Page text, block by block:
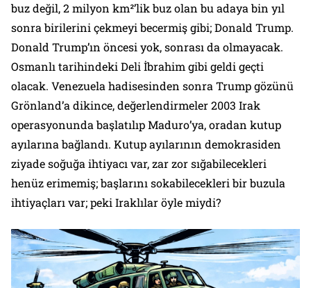
buz değil, 2 milyon km²’lik buz olan bu adaya bin yıl
sonra birilerini çekmeyi becermiş gibi; Donald Trump.
Donald Trump’ın öncesi yok, sonrası da olmayacak.
Osmanlı tarihindeki Deli İbrahim gibi geldi geçti
olacak. Venezuela hadisesinden sonra Trump gözünü
Grönland’a dikince, değerlendirmeler 2003 Irak
operasyonunda başlatılıp Maduro’ya, oradan kutup
ayılarına bağlandı. Kutup ayılarının demokrasiden
ziyade soğuğa ihtiyacı var, zar zor sığabilecekleri
henüz erimemiş; başlarını sokabilecekleri bir buzula
ihtiyaçları var; peki Iraklılar öyle miydi?